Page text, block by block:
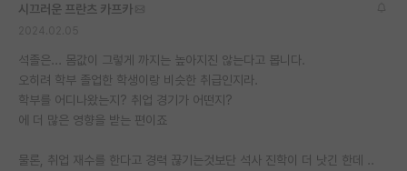
시끄러운 프란츠 카프카
석졸은... 몸값이 그렇게 까지는 높아지진 않는다고 봅니다.
오히려 학부 졸업한 학생이랑 비슷한 취급인지라.
학부를 어디나왔는지? 취업 경기가 어떤지?
에 더 많은 영향을 받는 편이죠
물론, 취업 재수를 한다고 경력 끊기는것보단 석사 진학이 더 낫긴 한데 ..